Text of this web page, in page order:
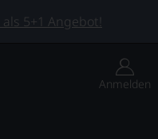
5+1 Angebot!
Anmelden